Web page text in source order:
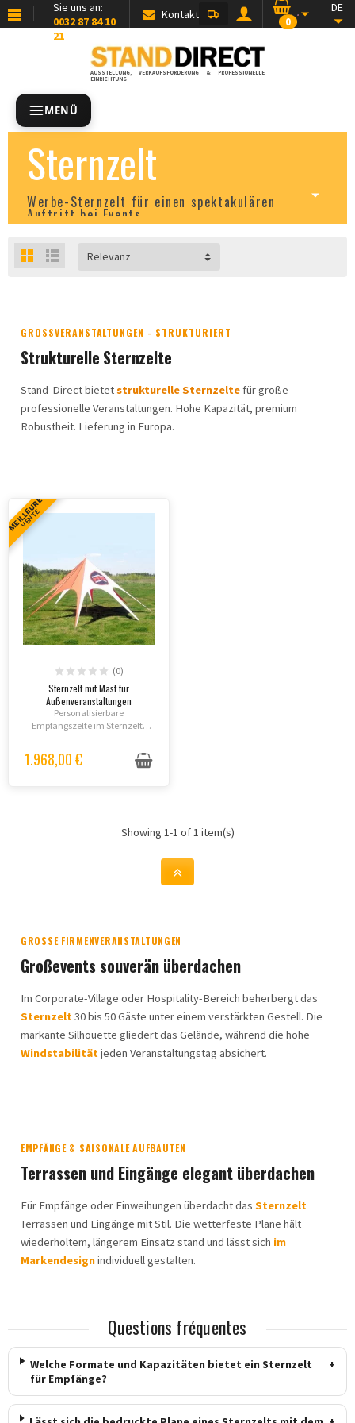
Sie uns an:
0032 87 84 10
21
Kontakt DE
0
AUSSTELLUNG, VERKAUFSFÖRDERUNG & PROFESSIONELLE
EINRICHTUNG
MENÜ
Sternzelt
Werbe-Sternzelt für einen spektakulären
Auftritt bei Events
Relevanz
GROSSVERANSTALTUNGEN - STRUKTURIERT
Strukturelle Sternzelte
Stand-Direct bietetstrukturelle Sternzeltefür große
professionelle Veranstaltungen. Hohe Kapazität, premium
Robustheit. Lieferung in Europa.
(0)
Sternzelt mit Mast für
Außenveranstaltungen
Personalisierbare
Empfangszelte im Sternzelt-
10m oder 13m Durchmesser.
Werbezelt für bis zu 100
1.968,00 €
MEILLEURE
VENTE
Showing 1-1 of 1 item(s)
GROSSE FIRMENVERANSTALTUNGEN
Großevents souverän überdachen
Im Corporate-Village oder Hospitality-Bereich beherbergt das
Sternzelt30 bis 50 Gäste unter einem verstärkten Gestell. Die
markante Silhouette gliedert das Gelände, während die hohe
Windstabilitätjeden Veranstaltungstag absichert.
EMPFÄNGE & SAISONALE AUFBAUTEN
Terrassen und Eingänge elegant überdachen
Für Empfänge oder Einweihungen überdacht das Sternzelt
Terrassen und Eingänge mit Stil. Die wetterfeste Plane hält
wiederholtem, längerem Einsatz stand und lässt sich im
Markendesignindividuell gestalten.
Questions fréquentes
Welche Formate und Kapazitäten bietet ein Sternzelt
für Empfänge?
+